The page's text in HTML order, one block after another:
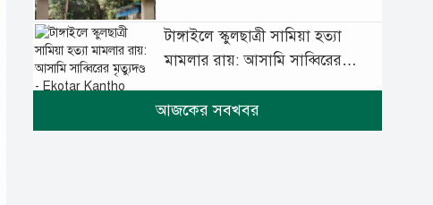
টাঙ্গাইলে স্কুলছাত্রী সামিয়া হত্যা
মামলার রায়: আসামি সাব্বিরের
টানা বৃষ্টিতে টাঙ্গাইলে বিপর্যস্ত
জনজীবন